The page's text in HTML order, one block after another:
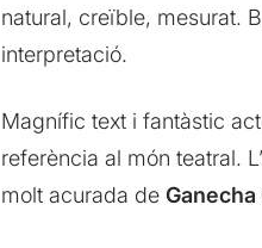
natural, creïble, mesurat.
interpretació.
Magnífic text i fantàstic
referència al món teatral.
molt acurada de Ganecha